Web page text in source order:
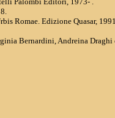
Romae. Edizione Quasar,
Bernardini, Andreina